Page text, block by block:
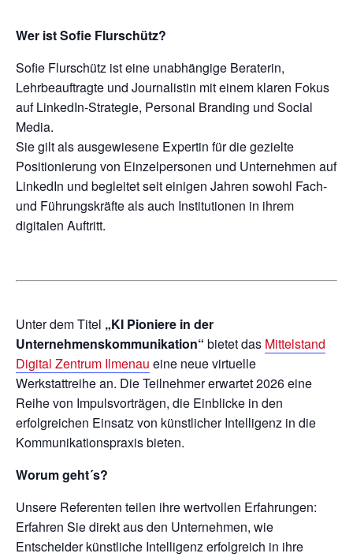
Wer ist Sofie Flurschütz?
Sofie Flurschütz ist eine unabhängige Beraterin,
Lehrbeauftragte und Journalistin mit einem klaren Fokus
auf LinkedIn-Strategie, Personal Branding und Social
Media.
Sie gilt als ausgewiesene Expertin für die gezielte
Positionierung von Einzelpersonen und Unternehmen auf
LinkedIn und begleitet seit einigen Jahren sowohl Fach-
und Führungskräfte als auch Institutionen in ihrem
digitalen Auftritt.
Unter dem Titel „KI Pioniere in der
Unternehmenskommunikation“ bietet das Mittelstand
Digital Zentrum Ilmenau eine neue virtuelle
Werkstattreihe an. Die Teilnehmer erwartet 2026 eine
Reihe von Impulsvorträgen, die Einblicke in den
erfolgreichen Einsatz von künstlicher Intelligenz in die
Kommunikationspraxis bieten.
Worum geht´s?
Unsere Referenten teilen ihre wertvollen Erfahrungen:
Erfahren Sie direkt aus den Unternehmen, wie
Entscheider künstliche Intelligenz erfolgreich in ihre